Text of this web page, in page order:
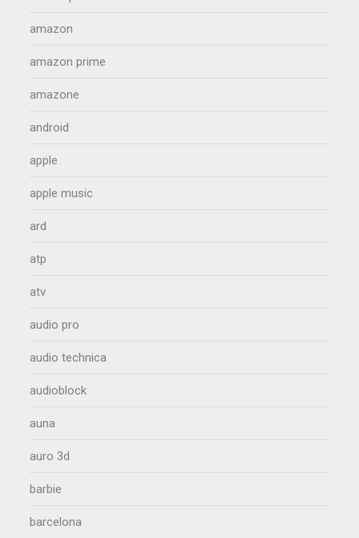
amazon
amazon prime
amazone
android
apple
apple music
ard
atp
atv
audio pro
audio technica
audioblock
auna
auro 3d
barbie
barcelona